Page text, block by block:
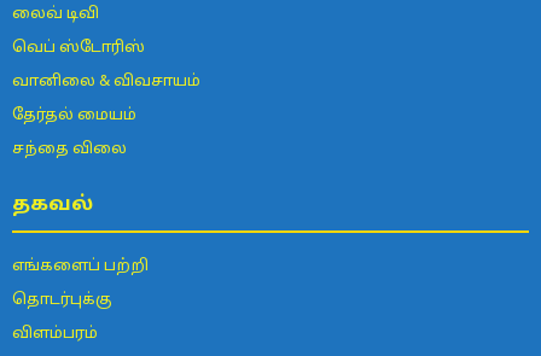
லைவ் டிவி
வெப் ஸ்டோரிஸ்
வானிலை & விவசாயம்
தேர்தல் மையம்
சந்தை விலை
தகவல்
எங்களைப் பற்றி
தொடர்புக்கு
விளம்பரம்